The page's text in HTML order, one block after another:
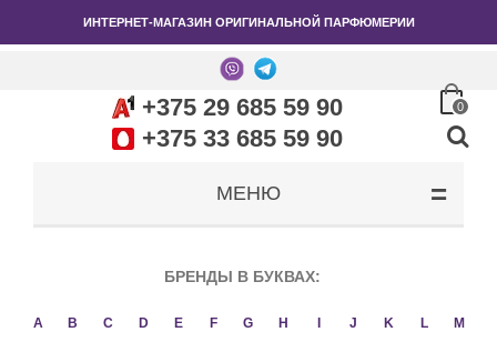
ИНТЕРНЕТ-МАГАЗИН ОРИГИНАЛЬНОЙ ПАРФЮМЕРИИ
+375 29 685 59 90
+375 33 685 59 90
0
МЕНЮ
БРЕНДЫ В БУКВАХ:
A B C D E F G H J K L M